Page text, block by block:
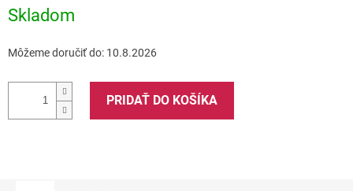
Skladom
Môžeme doručiť do: 10.8.2026
PRIDAŤ DO KOŠÍKA